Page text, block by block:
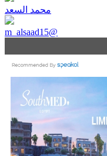
محمد السعد
m_alsaad15@